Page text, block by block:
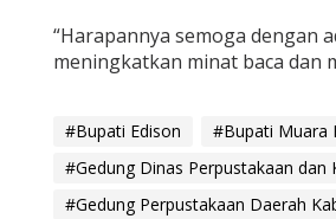
“Harapannya semoga dengan
meningkatkan minat baca dan
#Bupati Edison #Bupati Muara
#Gedung Dinas Perpustakaan dan
#Gedung Perpustakaan Daerah